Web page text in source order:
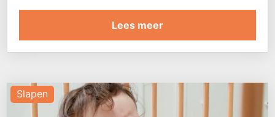
Lees meer
Slapen